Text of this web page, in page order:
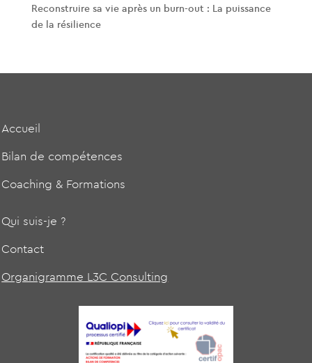
Reconstruire sa vie après un burn-out : La puissance
de la résilience
Accueil
Bilan de compétences
Coaching & Formations
Qui suis-je ?
Contact
Organigramme L3C Consulting